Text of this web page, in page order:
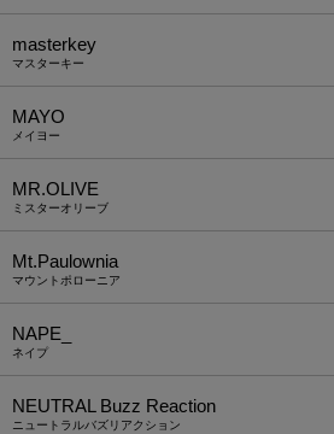
masterkey
マスターキー
MAYO
メイヨー
MR.OLIVE
ミスターオリーブ
Mt.Paulownia
マウントポローニア
NAPE_
ネイプ
NEUTRAL Buzz Reaction
ニュートラルバズリアクション